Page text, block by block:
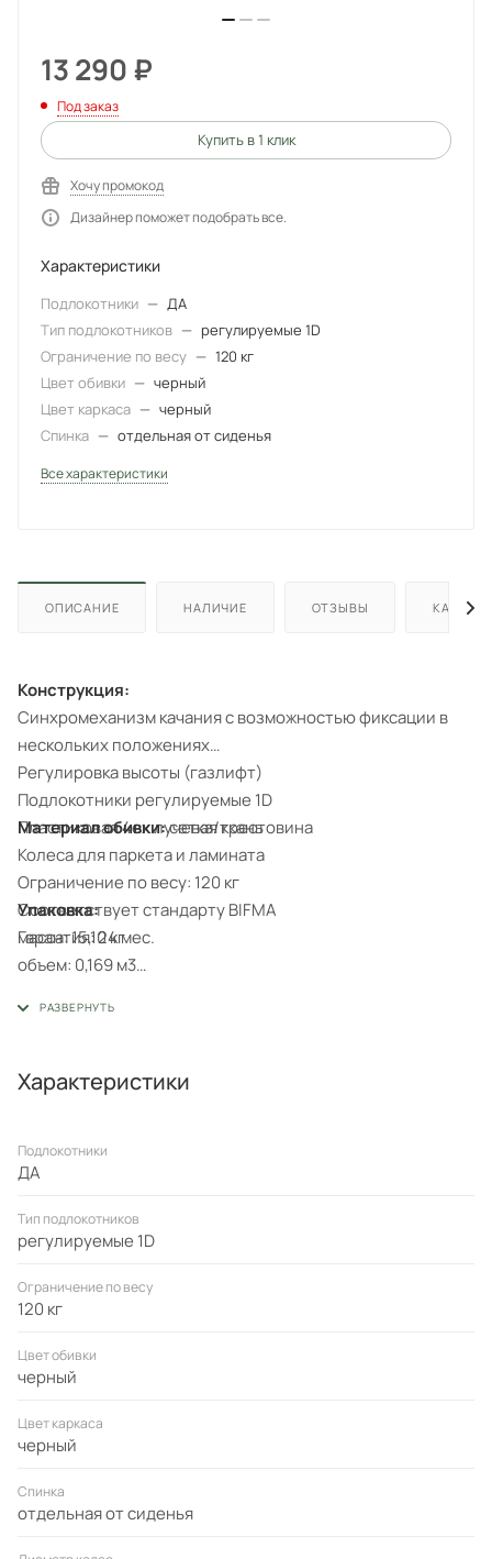
13 290₽
Под заказ
Купить в 1 клик
Хочу промокод
Дизайнер поможет подобрать все.
Характеристики
Подлокотники — ДА
Тип подлокотников — регулируемые 1D
Ограничение по весу — 120 кг
Цвет обивки — черный
Цвет каркаса — черный
Спинка — отдельная от сиденья
Все характеристики
ОПИСАНИЕ НАЛИЧИЕ ОТЗЫВЫ КАК
Конструкция:
Синхромеханизм качания с возможностью фиксации в
нескольких положениях
Регулировка высоты (газлифт)
Подлокотники регулируемые 1D
Пластиковая 4ех лучевая крестовина
Колеса для паркета и ламината
Ограничение по весу: 120 кг
Соответствует стандарту BIFMA
Гарантия: 24 мес.
Материал обивки:сетка/ткань
Упаковка:
масса: 15,10 кг
объем: 0,169 м3
Характеристики
Подлокотники
ДА
Тип подлокотников
регулируемые 1D
Ограничение по весу
120 кг
Цвет обивки
черный
Цвет каркаса
черный
Спинка
отдельная от сиденья